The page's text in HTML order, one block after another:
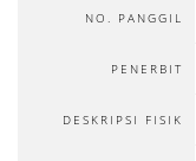
NO. PANGGIL
PENERBIT
DESKRIPSI FISIK